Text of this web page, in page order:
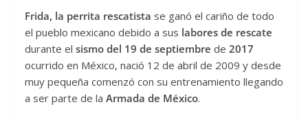
Frida, la perrita rescatista se ganó el cariño de todo
el pueblo mexicano debido a sus labores de rescate
durante el sismo del 19 de septiembre de 2017
ocurrido en México, nació 12 de abril de 2009 y desde
muy pequeña comenzó con su entrenamiento llegando
a ser parte de la Armada de México.